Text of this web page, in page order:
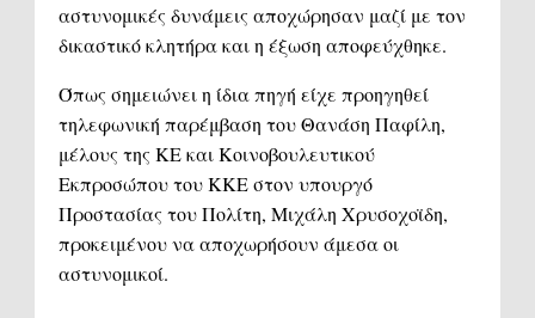
αστυνομικές δυνάμεις αποχώρησαν μαζί με τον
δικαστικό κλητήρα και η έξωση αποφεύχθηκε.
Όπως σημειώνει η ίδια πηγή είχε προηγηθεί
τηλεφωνική παρέμβαση του Θανάση Παφίλη,
μέλους της ΚΕ και Κοινοβουλευτικού
Εκπροσώπου του ΚΚΕ στον υπουργό
Προστασίας του Πολίτη, Μιχάλη Χρυσοχοϊδη,
προκειμένου να αποχωρήσουν άμεσα οι
αστυνομικοί.